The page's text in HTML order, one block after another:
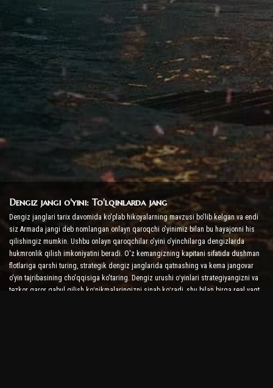
Dengiz jangi o'yini: To'lqinlarda jang
Dengiz janglari tarix davomida ko'plab hikoyalarning mavzusi bo'lib kelgan va endi
siz Armada jangi deb nomlangan onlayn qaroqchi o'yinimiz bilan bu hayajonni his
qilishingiz mumkin. Ushbu onlayn qaroqchilar o'yini o'yinchilarga dengizlarda
hukmronlik qilish imkoniyatini beradi. O'z kemangizning kapitani sifatida dushman
flotlariga qarshi turing, strategik dengiz janglarida qatnashing va kema jangovar
o'yin tajribasining cho'qqisiga ko'taring. Dengiz urushi oʻyinlari strategiyangizni va
tezkor qaror qabul qilish koʻnikmalaringizni sinab koʻradi, shu bilan birga real vaqt